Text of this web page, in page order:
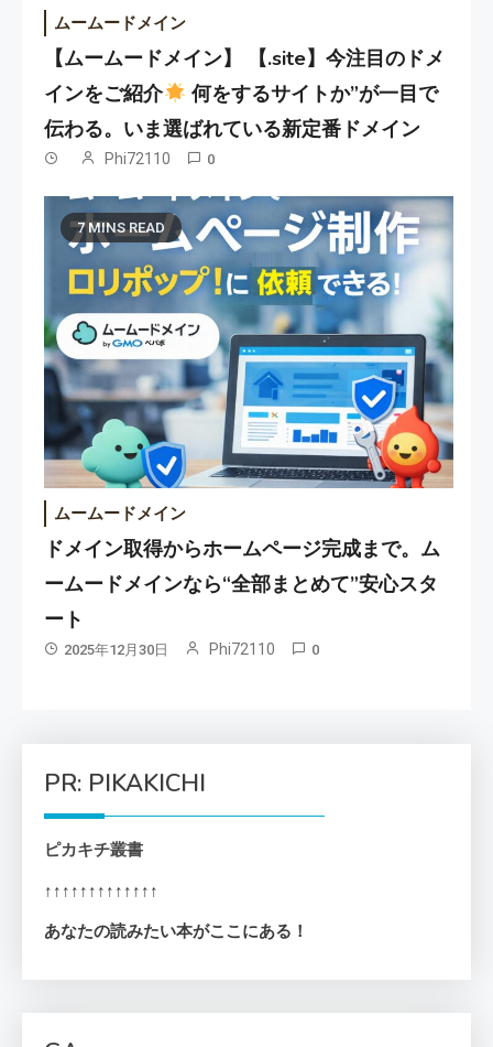
ムームードメイン
【ムームードメイン】 【.site】今注目のドメ
インをご紹介
何をするサイトか”が一目で
伝わる。いま選ばれている新定番ドメイン
Phi72110 0
7 MINS READ
ムームードメイン
ドメイン取得からホームページ完成まで。ム
ームードメインなら“全部まとめて”安心スタ
ート
2025年12月30日 Phi72110 0
PR: PIKAKICHI
ピカキチ叢書
↑↑↑↑↑↑↑↑↑↑↑↑↑
あなたの読みたい本がここにある！